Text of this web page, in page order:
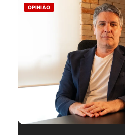
OPINIÃO